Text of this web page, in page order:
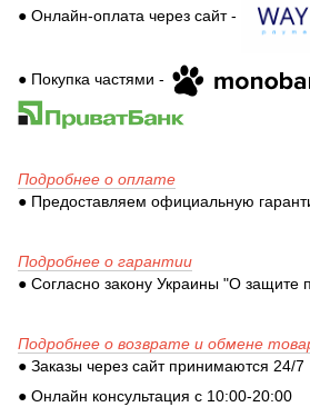
● Онлайн-оплата через сайт -
● Покупка частями -
Подробнее о оплате
● Предоставляем официальную
Подробнее о гарантии
● Согласно закону Украины "О защите
Подробнее о возврате и обмене
● Заказы через сайт принимаются 24/7
● Онлайн консультация с 10:00-20:00